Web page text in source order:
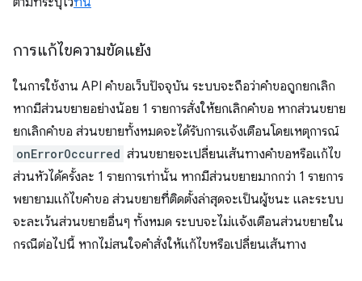
การแก้ไขความขัดแย้ง
ในการใช้งาน API คำขอเว็บปัจจุบัน ระบบจะถือว่าคำขอถูกยกเลิก
หากมีส่วนขยายอย่างน้อย 1 รายการสั่งให้ยกเลิกคำขอ หากส่วนขยาย
ยกเลิกคำขอ ส่วนขยายทั้งหมดจะได้รับการแจ้งเตือนโดยเหตุการณ์
onErrorOccurred ส่วนขยายจะเปลี่ยนเส้นทางคำขอหรือแก้ไข
ส่วนหัวได้ครั้งละ 1 รายการเท่านั้น หากมีส่วนขยายมากกว่า 1 รายการ
พยายามแก้ไขคำขอ ส่วนขยายที่ติดตั้งล่าสุดจะเป็นผู้ชนะ และระบบ
จะละเว้นส่วนขยายอื่นๆ ทั้งหมด ระบบจะไม่แจ้งเตือนส่วนขยายใน
กรณีต่อไปนี้ หากไม่สนใจคำสั่งให้แก้ไขหรือเปลี่ยนเส้นทาง